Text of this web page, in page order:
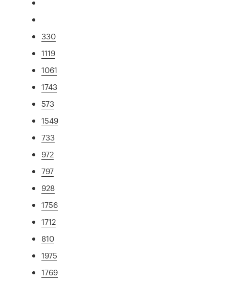
330
1119
1061
1743
573
1549
733
972
797
928
1756
1712
810
1975
1769